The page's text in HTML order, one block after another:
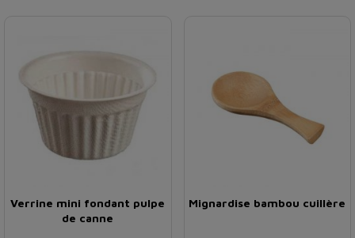
Verrine mini fondant pulpe
de canne
Mignardise bambou cuillère